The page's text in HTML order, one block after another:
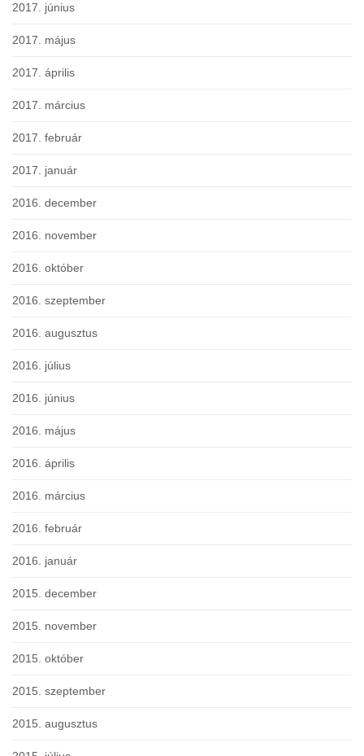
2017. június
2017. május
2017. április
2017. március
2017. február
2017. január
2016. december
2016. november
2016. október
2016. szeptember
2016. augusztus
2016. július
2016. június
2016. május
2016. április
2016. március
2016. február
2016. január
2015. december
2015. november
2015. október
2015. szeptember
2015. augusztus